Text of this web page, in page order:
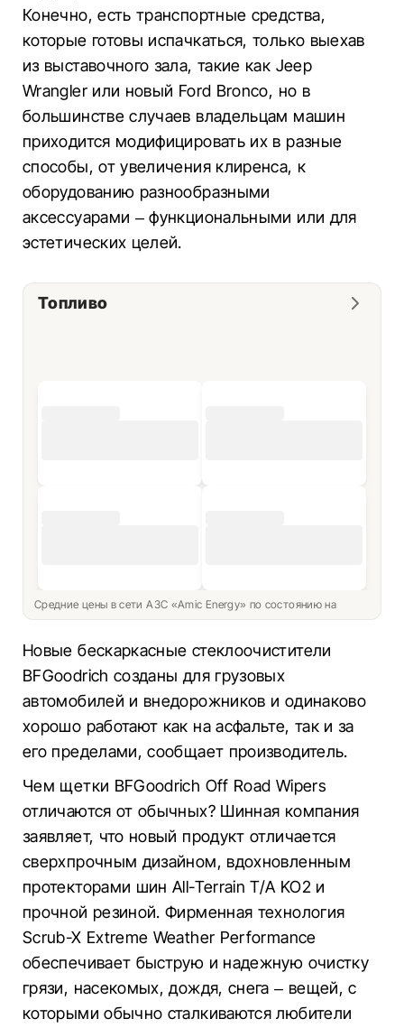
Конечно, есть транспортные средства,
которые готовы испачкаться, только выехав
из выставочного зала, такие как Jeep
Wrangler или новый Ford Bronco, но в
большинстве случаев владельцам машин
приходится модифицировать их в разные
способы, от увеличения клиренса, к
оборудованию разнообразными
аксессуарами – функциональными или для
эстетических целей.
Топливо
Средние цены в сети АЗС «Amic Energy» по состоянию на
Новые бескаркасные стеклоочистители
BFGoodrich созданы для грузовых
автомобилей и внедорожников и одинаково
хорошо работают как на асфальте, так и за
его пределами, сообщает производитель.
Чем щетки BFGoodrich Off Road Wipers
отличаются от обычных? Шинная компания
заявляет, что новый продукт отличается
сверхпрочным дизайном, вдохновленным
протекторами шин All-Terrain T/A KO2 и
прочной резиной. Фирменная технология
Scrub-X Extreme Weather Performance
обеспечивает быструю и надежную очистку
грязи, насекомых, дождя, снега – вещей, с
которыми обычно сталкиваются любители